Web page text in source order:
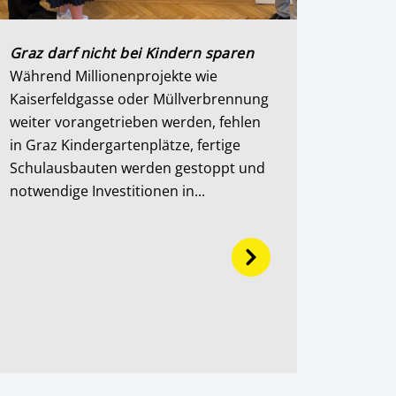
Graz darf nicht bei Kindern sparen
Während Millionenprojekte wie
Kaiserfeldgasse oder Müllverbrennung
weiter vorangetrieben werden, fehlen
in Graz Kindergartenplätze, fertige
Schulausbauten werden gestoppt und
notwendige Investitionen in...